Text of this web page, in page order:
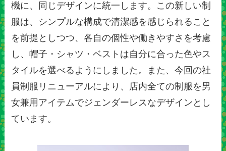
機に、同じデザインに統一します。この新しい制
服は、シンプルな構成で清潔感を感じられること
を前提としつつ、各自の個性や働きやすさを考慮
し、帽子・シャツ・ベストは自分に合った色やス
タイルを選べるようにしました。また、今回の社
員制服リニューアルにより、店内全ての制服を男
女兼用アイテムでジェンダーレスなデザインとし
ています。